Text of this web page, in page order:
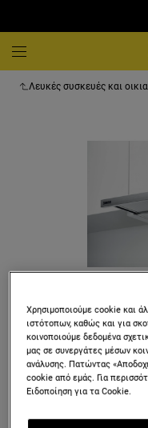
Λευκές συσκευές και
ZFP316S
Χρησιμοποιούμε cookie και
ιστότοπων, καθώς και για
κοινοποιούμε δεδομένα
μας σε συνεργάτες μέσων
ανάλυσης. Πατώντας
cookie από εμάς. Για
Ειδοποίηση για τα Cookie.